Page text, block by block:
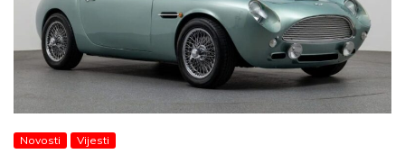
Novosti Vijesti